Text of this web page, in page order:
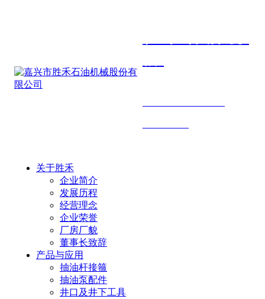
关于胜禾
企业简介
发展历程
经营理念
企业荣誉
厂房厂貌
董事长致辞
产品与应用
抽油杆接箍
抽油泵配件
井口及井下工具